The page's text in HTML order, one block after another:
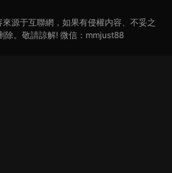
源于互聯網，如果有侵權内容、不妥之
除。敬請諒解! 微信：mmjust88